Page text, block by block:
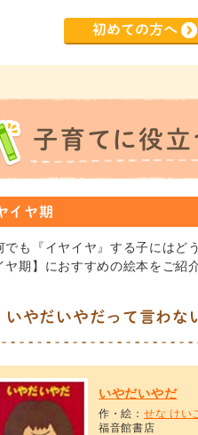
初めての方へ
イヤ期
でも『イヤイヤ』する子には
ヤ期】におすすめの絵本をご紹
いやだいやだって言わな
いやだいやだ
作・絵： せな けい
福音館書店